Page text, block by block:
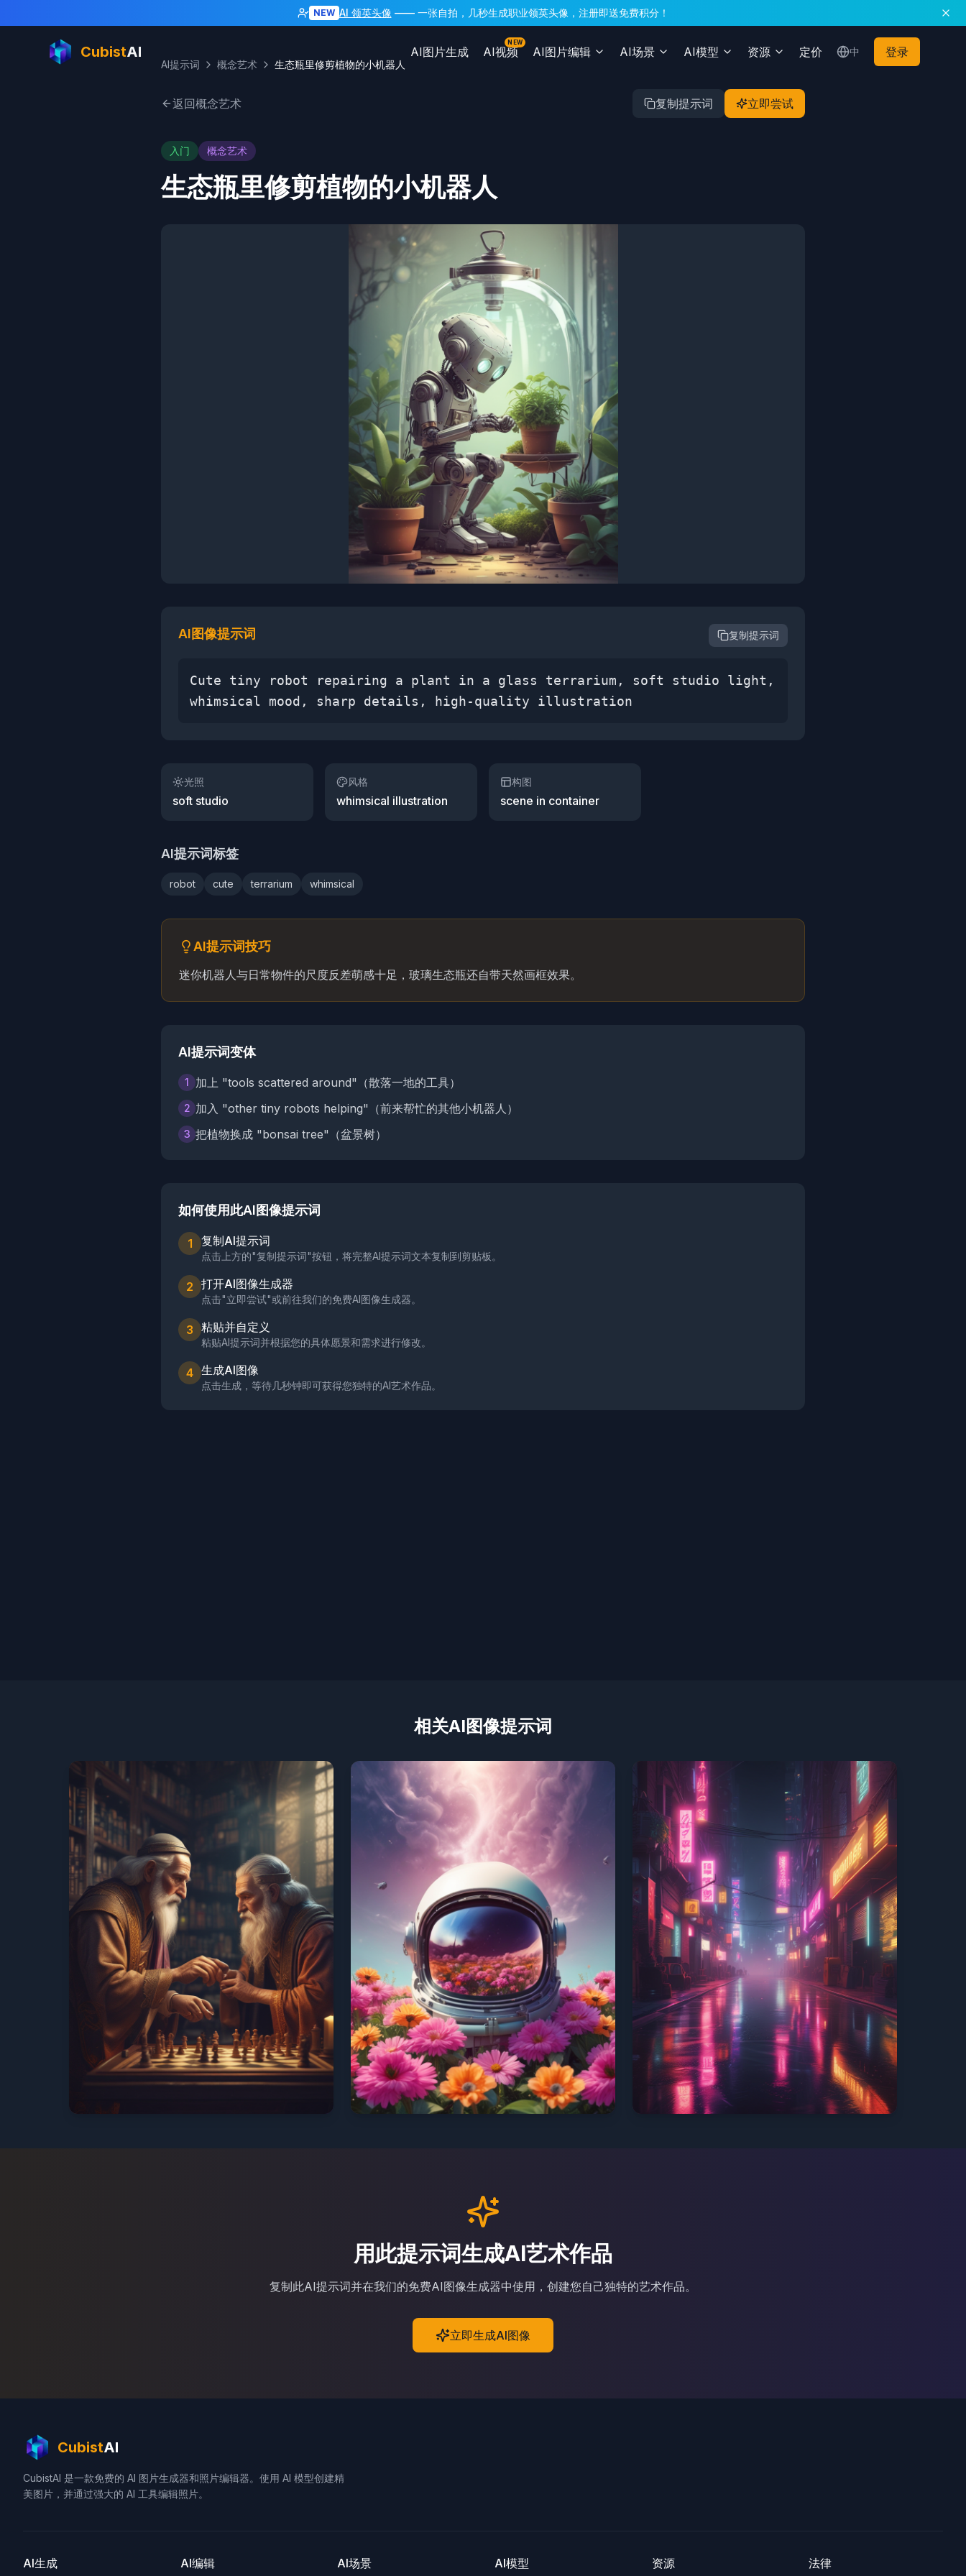
NEW AI 领英头像 —— 一张自拍，几秒生成职业领英头像，注册即送免费积分！
CubistAI AI图片生成 AI视频
NEW
AI图片编辑 AI场景 AI模型 资源 定价 中 登录
AI提示词 概念艺术 生态瓶里修剪植物的小机器人
返回概念艺术 复制提示词 立即尝试
入门 概念艺术
生态瓶里修剪植物的小机器人
AI图像提示词 复制提示词
Cute tiny robot repairing a plant in a glass terrarium, soft studio light,
whimsical mood, sharp details, high-quality illustration
光照
soft studio
风格
whimsical illustration
构图
scene in container
AI提示词标签
robot cute terrarium whimsical
AI提示词技巧
迷你机器人与日常物件的尺度反差萌感十足，玻璃生态瓶还自带天然画框效果。
AI提示词变体
1 加上 "tools scattered around"（散落一地的工具）
2 加入 "other tiny robots helping"（前来帮忙的其他小机器人）
3 把植物换成 "bonsai tree"（盆景树）
如何使用此AI图像提示词
1 复制AI提示词
点击上方的"复制提示词"按钮，将完整AI提示词文本复制到剪贴板。
2 打开AI图像生成器
点击"立即尝试"或前往我们的免费AI图像生成器。
3 粘贴并自定义
粘贴AI提示词并根据您的具体愿景和需求进行修改。
4 生成AI图像
点击生成，等待几秒钟即可获得您独特的AI艺术作品。
相关AI图像提示词
用此提示词生成AI艺术作品
复制此AI提示词并在我们的免费AI图像生成器中使用，创建您自己独特的艺术作品。
立即生成AI图像
CubistAI
CubistAI 是一款免费的 AI 图片生成器和照片编辑器。使用 AI 模型创建精
美图片，并通过强大的 AI 工具编辑照片。
AI生成 AI编辑 AI场景 AI模型 资源 法律